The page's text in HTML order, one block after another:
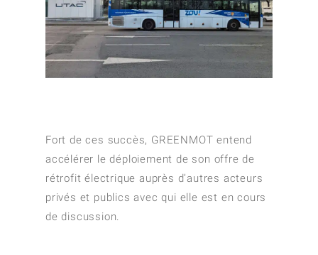
Fort de ces succès, GREENMOT entend
accélérer le déploiement de son offre de
rétrofit électrique auprès d’autres acteurs
privés et publics avec qui elle est en cours
de discussion.